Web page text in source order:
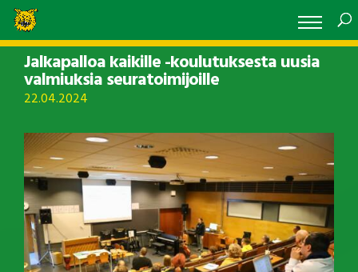
Jalkapalloa kaikille -koulutuksesta uusia
valmiuksia seuratoimijoille
22.04.2024